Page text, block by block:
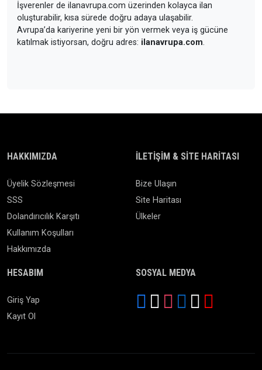
İşverenler de ilanavrupa.com üzerinden kolayca ilan
oluşturabilir, kısa sürede doğru adaya ulaşabilir.
Avrupa’da kariyerine yeni bir yön vermek veya iş gücüne
katılmak istiyorsan, doğru adres: ilanavrupa.com.
HAKKIMIZDA
Üyelik Sözleşmesi
SSS
Dolandırıcılık Karşıtı
Kullanım Koşulları
Hakkımızda
İLETIŞIM & SITE HARITASI
Bize Ulaşın
Site Haritası
Ülkeler
HESABIM
Giriş Yap
Kayıt Ol
SOSYAL MEDYA